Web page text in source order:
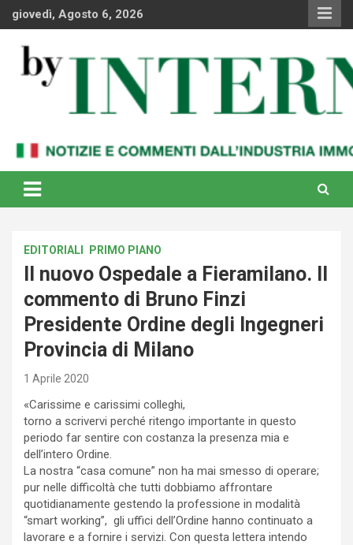
Skipgiovedì, Agosto 6, 2026
By Internews
internazionale
EDITORIALI PRIMO PIANO
Il nuovo Ospedale a Fieramilano. Il
commento di Bruno Finzi
Presidente Ordine degli Ingegneri
Provincia di Milano
1 Aprile 2020
«Carissime e carissimi colleghi,
torno a scrivervi perché ritengo importante in questo
periodo far sentire con costanza la presenza mia e
dell’intero Ordine.
La nostra “casa comune” non ha mai smesso di operare;
pur nelle difficoltà che tutti dobbiamo affrontare
quotidianamente gestendo la professione in modalità
“smart working”, gli uffici dell’Ordine hanno continuato a
lavorare e a fornire i servizi. Con questa lettera intendo